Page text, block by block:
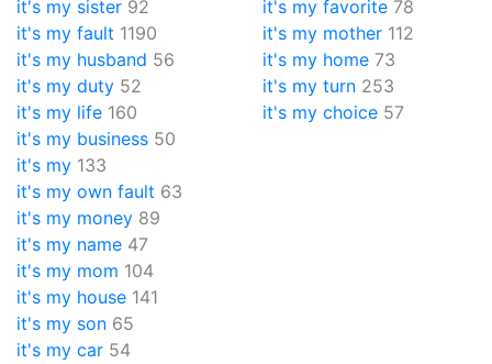
it's my sister 92
it's my fault 1190
it's my husband 56
it's my duty 52
it's my life 160
it's my favorite 78
it's my mother 112
it's my home 73
it's my turn 253
it's my choice 57
it's my business 50
it's my 133
it's my own fault 63
it's my money 89
it's my name 47
it's my mom 104
it's my house 141
it's my son 65
it's my car 54